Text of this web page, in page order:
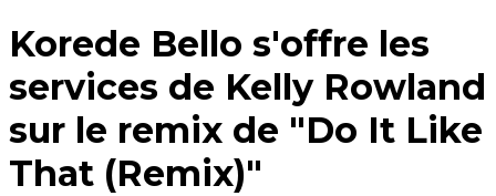
Korede Bello s'offre les
services de Kelly Rowland
sur le remix de "Do It Like
That (Remix)"